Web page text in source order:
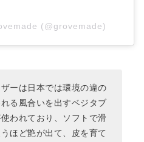
(@grovemade)
ーは日本では環境の違の
る風合いを出すベジタブ
われており、ソフトで滑
ほど艶が出て、皮を育て